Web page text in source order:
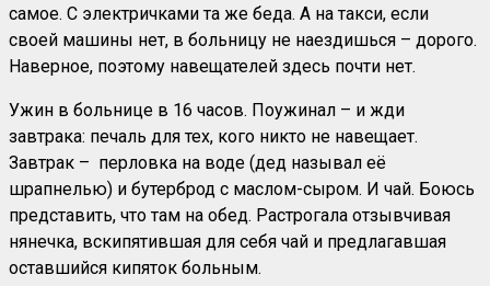
самое. С электричками та же беда. А на такси, если
своей машины нет, в больницу не наездишься – дорого.
Наверное, поэтому навещателей здесь почти нет.
Ужин в больнице в 16 часов. Поужинал – и жди
завтрака: печаль для тех, кого никто не навещает.
Завтрак – перловка на воде (дед называл её
шрапнелью) и бутерброд с маслом-сыром. И чай. Боюсь
представить, что там на обед. Растрогала отзывчивая
нянечка, вскипятившая для себя чай и предлагавшая
оставшийся кипяток больным.